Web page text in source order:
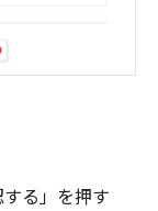
る」を押す